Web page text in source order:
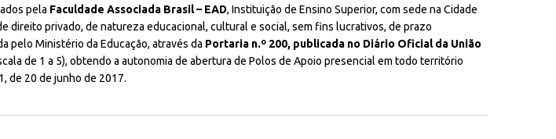
pela Faculdade Associada Brasil – EAD, Instituição de Ensino Superior, com sede na Cidade
direito privado, de natureza educacional, cultural e social, sem fins lucrativos, de prazo
pelo Ministério da Educação, através da Portaria n.º 200, publicada no Diário Oficial da União
de 1 a 5), obtendo a autonomia de abertura de Polos de Apoio presencial em todo território
de 20 de junho de 2017.